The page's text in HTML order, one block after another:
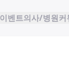
이벤트의사/병원커